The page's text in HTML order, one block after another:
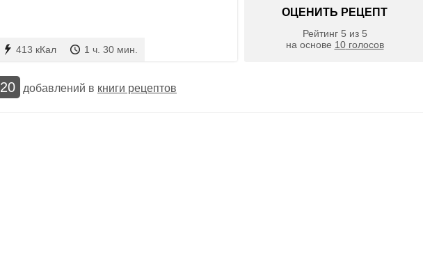
413 кКал 1 ч. 30 мин.
ОЦЕНИТЬ РЕЦЕПТ
Рейтинг 5 из 5
на основе 10голосов
20 добавлений в книги рецептов